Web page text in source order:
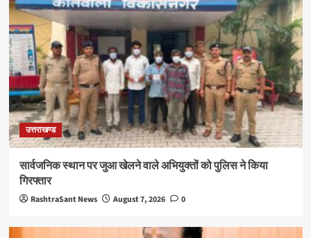
उत्तराखण्ड
सार्वजनिक स्थान पर जुआ खेलने वाले अभियुक्तों को पुलिस ने किया
गिरफ्तार
RashtraSant News August 7, 2026 0